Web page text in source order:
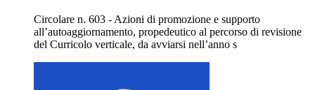
Circolare n. 603 - Azioni di promozione e supporto
all’autoaggiornamento, propedeutico al percorso di revisione
del Curricolo verticale, da avviarsi nell’anno s